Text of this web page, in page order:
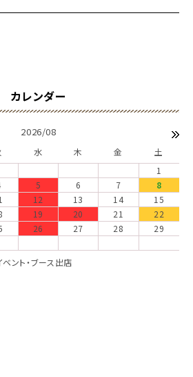
2026/08
水 木 金
土
1
5 6 7
8
12 13 14
15
19 20 21
22
26 27 28
29
ベント・ブース出店